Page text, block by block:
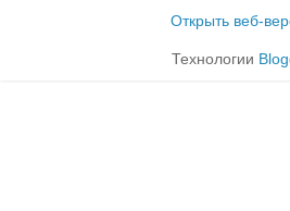
Открыть веб-
Технологии